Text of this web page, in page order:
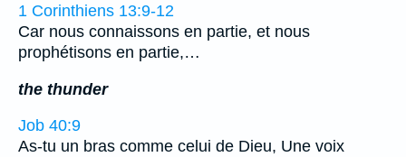
1 Corinthiens 13:9-12
Car nous connaissons en partie, et nous
prophétisons en partie,…
the thunder
Job 40:9
As-tu un bras comme celui de Dieu, Une voix